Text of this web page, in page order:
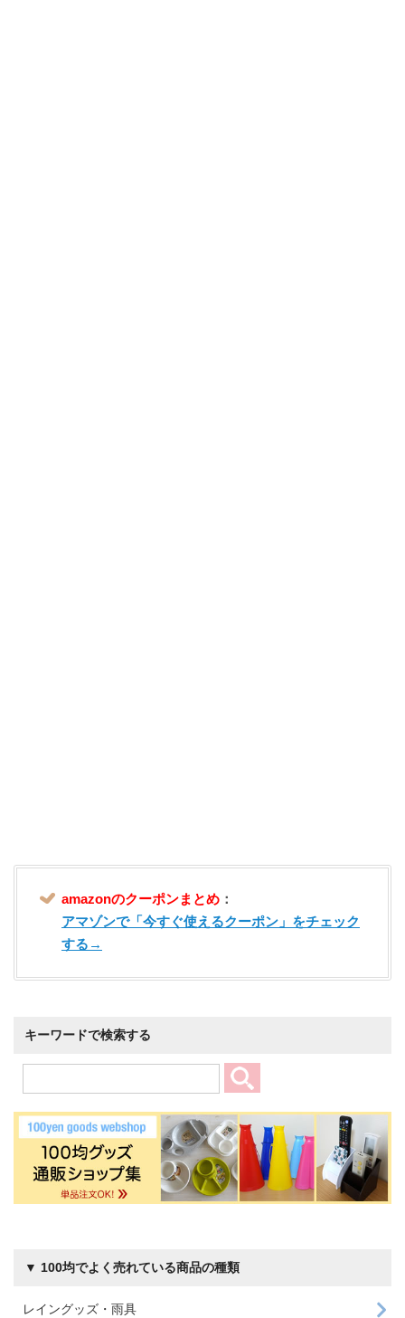
amazonのクーポンまとめ ：
アマゾンで「今すぐ使えるクーポン」をチェック
する→
キーワードで検索する
▼ 100均でよく売れている商品の種類
レイングッズ・雨具